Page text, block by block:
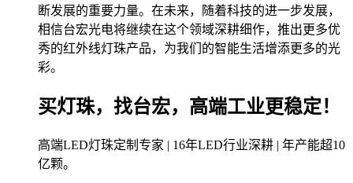
断发展的重要力量。在未来，随着科技的进一步发展，
相信台宏光电将继续在这个领域深耕细作，推出更多优
秀的红外线灯珠产品，为我们的智能生活增添更多的光
彩。
买灯珠，找台宏，高端工业更稳定！
高端LED灯珠定制专家 | 16年LED行业深耕 | 年产能超10
亿颗。